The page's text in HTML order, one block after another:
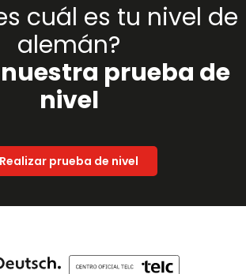
cuál es tu nivel de
alemán?
prueba de
nivel
Realizar prueba de nivel